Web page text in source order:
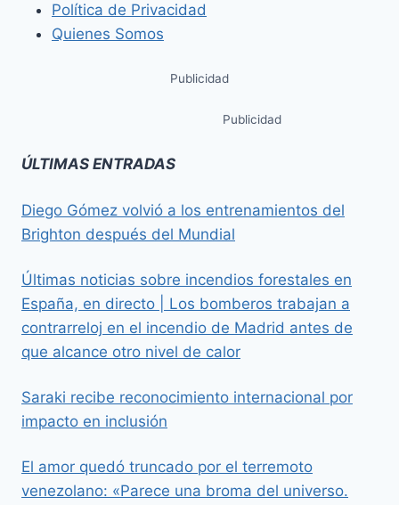
Política de Privacidad
Quienes Somos
Publicidad
Publicidad
ÚLTIMAS ENTRADAS
Diego Gómez volvió a los entrenamientos del
Brighton después del Mundial
Últimas noticias sobre incendios forestales en
España, en directo | Los bomberos trabajan a
contrarreloj en el incendio de Madrid antes de
que alcance otro nivel de calor
Saraki recibe reconocimiento internacional por
impacto en inclusión
El amor quedó truncado por el terremoto
venezolano: «Parece una broma del universo.